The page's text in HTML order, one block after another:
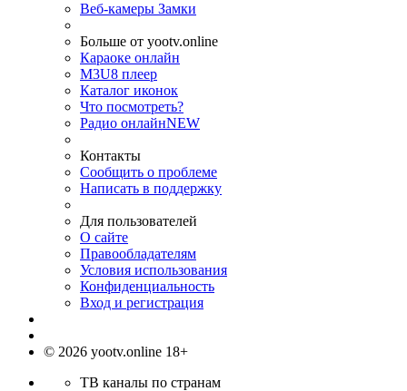
Веб-камеры Замки
Больше от yootv.online
Караоке онлайн
M3U8 плеер
Каталог иконок
Что посмотреть?
Радио онлайнNEW
Контакты
Сообщить о проблеме
Написать в поддержку
Для пользователей
О сайте
Правообладателям
Условия использования
Конфиденциальность
Вход и регистрация
© 2026 yootv.online 18+
ТВ каналы по странам